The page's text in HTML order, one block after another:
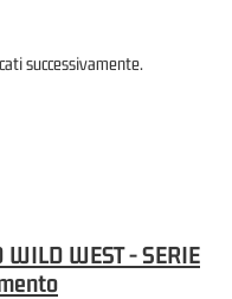
successivamente.
WILD WEST - SERIE